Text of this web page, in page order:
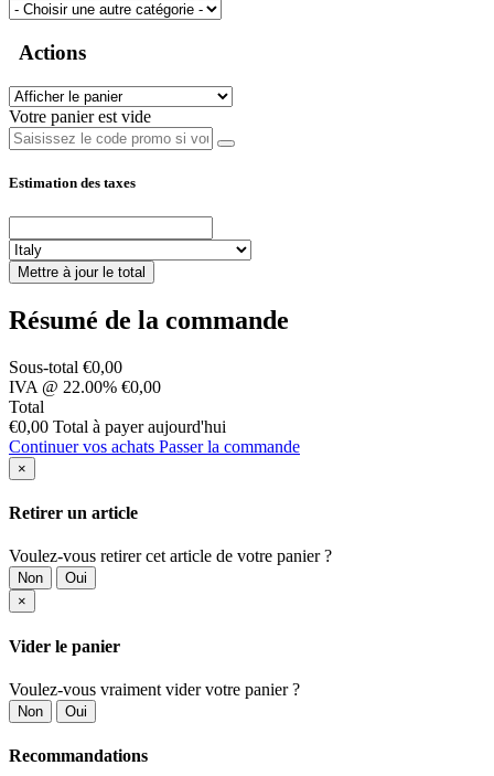
Actions
Votre panier est vide
Estimation des taxes
Mettre à jour le total
Résumé de la commande
Sous-total €0,00
IVA @ 22.00% €0,00
Total
€0,00 Total à payer aujourd'hui
Continuer vos achats Passer la commande
×
Retirer un article
Voulez-vous retirer cet article de votre panier ?
Non
Oui
×
Vider le panier
Voulez-vous vraiment vider votre panier ?
Non Oui
Recommandations